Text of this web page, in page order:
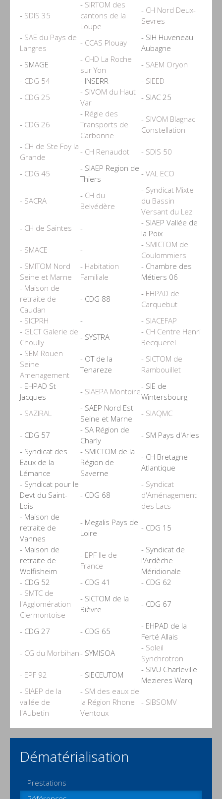
- SDIS 35
- SIRTOM des
cantons de la
Loupe
- CH Nord Deux-
Sevres
- SAE du Pays de
Langres
- CCAS Plouay
- SIH Huveneau
Aubagne
- SMAGE
- CHD La Roche
sur Yon
- SAEM Oryon
- CDG 54 - INSERR - SIEED
- CDG 25
- SIVOM du Haut
Var
- SIAC 25
- CDG 26
- Régie des
Transports de
Carbonne
- SIVOM Blagnac
Constellation
- CH de Ste Foy la
Grande
- CH Renaudot - SDIS 50
- CDG 45
- SIAEP Region de
Thiers
- VAL ECO
- SACRA
- CH du
Belvédère
- Syndicat Mixte
du Bassin
Versant du Lez
- CH de Saintes -
- SIAEP Vallée de
la Poix
- SMACE -
- SMICTOM de
Coulommiers
- SMITOM Nord
Seine et Marne
- Habitation
Familiale
- Chambre des
Métiers 06
- Maison de
retraite de
Caudan
- CDG 88
- EHPAD de
Carquebut
- SICPRH - - SIACEFAP
- GLCT Galerie de
Choully
- SYSTRA
- CH Centre Henri
Becquerel
- SEM Rouen
Seine
Amenagement
- OT de la
Tenareze
- SICTOM de
Rambouillet
- EHPAD St
Jacques
- SIAEPA Montoire
- SIE de
Wintersbourg
- SAZIRAL
- SAEP Nord Est
Seine et Marne
- SIAQMC
- CDG 57
- SA Région de
Charly
- SM Pays d'Arles
- Syndicat des
Eaux de la
Lémance
- SMICTOM de la
Région de
Saverne
- CH Bretagne
Atlantique
- Syndicat pour le
Devt du Saint-
Lois
- CDG 68
- Syndicat
d'Aménagement
des Lacs
- Maison de
retraite de
Vannes
- Megalis Pays de
Loire
- CDG 15
- Maison de
retraite de
Wolfisheim
- EPF Ile de
France
- Syndicat de
l'Ardèche
Méridionale
- CDG 52
- CDG 41
- CDG 62
- SMTC de
l'Agglomération
Clermontoise
- SICTOM de la
Bièvre
- CDG 67
- CDG 27 - CDG 65
- EHPAD de la
Ferté Allais
- CG du Morbihan- SYMISOA
- Soleil
Synchrotron
- EPF 92
- SIECEUTOM
- SIVU Charleville
Mezieres Warq
- SIAEP de la
vallée de
l'Aubetin
- SM des eaux de
la Région Rhone
Ventoux
- SIBSOMV
Dématérialisation
Prestations